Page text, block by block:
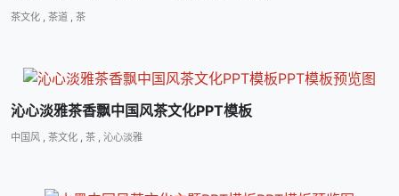
茶文化 茶道 茶
沁心淡雅茶香飘中国风茶文化PPT模板
中国风 , 茶文化 , 茶 , 沁心淡雅